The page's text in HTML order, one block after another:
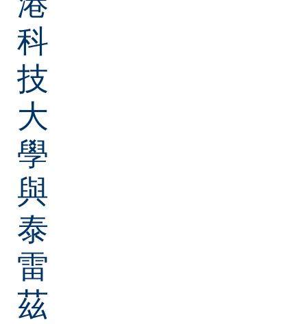
科
技
大
學
與
泰
雷
茲